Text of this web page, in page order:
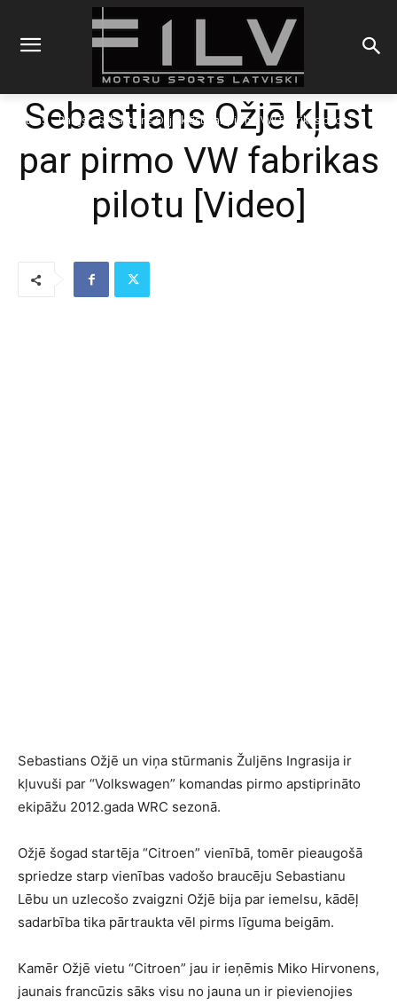
Sākums Rallijs Sebastians Ožjē kļūst par pirmo VW fabrikas pilotu
Sebastians Ožjē kļūst
par pirmo VW fabrikas
pilotu [Video]
Sebastians Ožjē un viņa stūrmanis Žuljēns Ingrasija ir
kļuvuši par “Volkswagen” komandas pirmo apstiprināto
ekipāžu 2012.gada WRC sezonā.
Ožjē šogad startēja “Citroen” vienībā, tomēr pieaugošā
spriedze starp vienības vadošo braucēju Sebastianu
Lēbu un uzlecošo zvaigzni Ožjē bija par iemelsu, kādēļ
sadarbība tika pārtraukta vēl pirms līguma beigām.
Kamēr Ožjē vietu “Citroen” jau ir ieņēmis Miko Hirvonens,
jaunais francūzis sāks visu no jauna un ir pievienojies